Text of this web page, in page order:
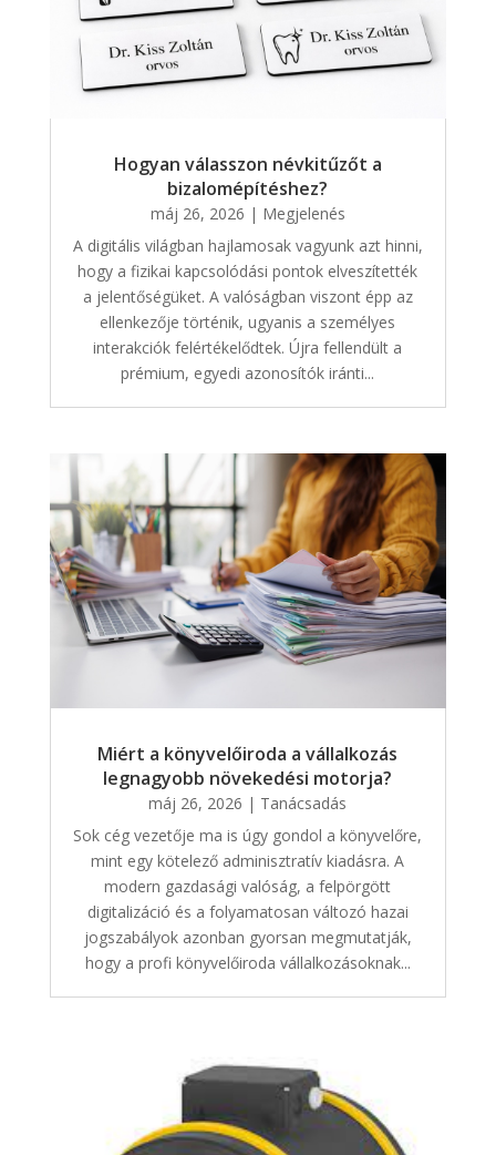
Hogyan válasszon névkitűzőt a
bizalomépítéshez?
máj 26, 2026 | Megjelenés
A digitális világban hajlamosak vagyunk azt hinni,
hogy a fizikai kapcsolódási pontok elveszítették
a jelentőségüket. A valóságban viszont épp az
ellenkezője történik, ugyanis a személyes
interakciók felértékelődtek. Újra fellendült a
prémium, egyedi azonosítók iránti...
Miért a könyvelőiroda a vállalkozás
legnagyobb növekedési motorja?
máj 26, 2026 | Tanácsadás
Sok cég vezetője ma is úgy gondol a könyvelőre,
mint egy kötelező adminisztratív kiadásra. A
modern gazdasági valóság, a felpörgött
digitalizáció és a folyamatosan változó hazai
jogszabályok azonban gyorsan megmutatják,
hogy a profi könyvelőiroda vállalkozásoknak...